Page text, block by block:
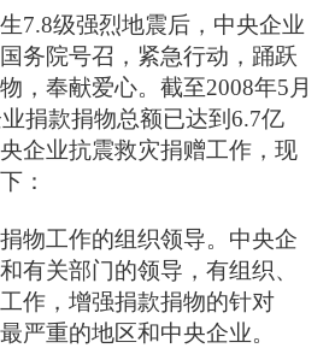
级强烈地震后，中央企业
务院号召，紧急行动，踊跃
，奉献爱心。截至2008年5月
捐款捐物总额已达到6.7亿
企业抗震救灾捐赠工作，现
：
工作的组织领导。中央企
有关部门的领导，有组织、
作，增强捐款捐物的针对
严重的地区和中央企业。